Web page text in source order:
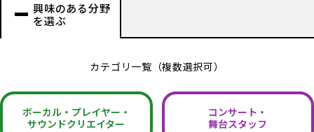
興味のある分野
を選ぶ
カテゴリ一覧（複数選択可）
ボーカル・ プレイヤー・
サウンドクリエイター
コンサート・
舞台スタッフ